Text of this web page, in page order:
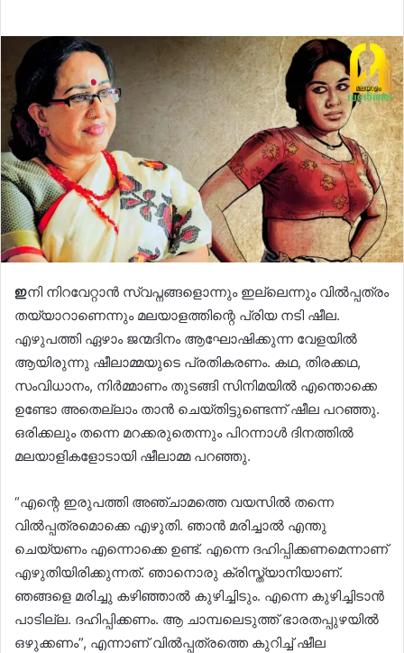
ഇനി നിറവേറ്റാൻ സ്വപ്നങ്ങളൊന്നും ഇല്ലെന്നും വിൽപ്പത്രം
തയ്യാറാണെന്നും മലയാളത്തിന്റെ പ്രിയ നടി ഷീല.
എഴുപത്തി ഏഴാം ജന്മദിനം ആഘോഷിക്കുന്ന വേളയിൽ
ആയിരുന്നു ഷീലാമ്മയുടെ പ്രതികരണം. കഥ, തിരക്കഥ,
സംവിധാനം, നിർമ്മാണം തുടങ്ങി സിനിമയിൽ എന്തൊക്കെ
ഉണ്ടോ അതെല്ലാം താൻ ചെയ്തിട്ടുണ്ടെന്ന് ഷീല പറഞ്ഞു.
ഒരിക്കലും തന്നെ മറക്കരുതെന്നും പിറന്നാൾ ദിനത്തിൽ
മലയാളികളോടായി ഷീലാമ്മ പറഞ്ഞു.
“എന്റെ ഇരുപത്തി അഞ്ചാമത്തെ വയസിൽ തന്നെ
വിൽപ്പത്രമൊക്കെ എഴുതി. ഞാൻ മരിച്ചാൽ എന്തു
ചെയ്യണം എന്നൊക്കെ ഉണ്ട്. എന്നെ ദഹിപ്പിക്കണമെന്നാണ്
എഴുതിയിരിക്കുന്നത്. ഞാനൊരു ക്രിസ്ത്യാനിയാണ്.
ഞങ്ങളെ മരിച്ചു കഴിഞ്ഞാൽ കുഴിച്ചിടും. എന്നെ കുഴിച്ചിടാൻ
പാടില്ല. ദഹിപ്പിക്കണം. ആ ചാമ്പലെടുത്ത് ഭാരതപ്പുഴയിൽ
ഒഴുക്കണം”, എന്നാണ് വിൽപ്പത്രത്തെ കുറിച്ച് ഷീല